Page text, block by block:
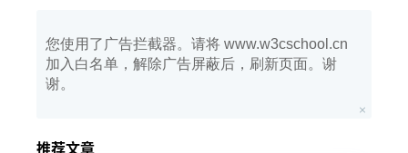
您使用了广告拦截器。请将 www.w3cschool.cn
加入白名单，解除广告屏蔽后，刷新页面。谢
谢。
推荐文章